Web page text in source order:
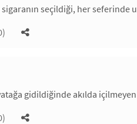
seçildiği, her seferinde
gidildiğinde akılda içilmeyen